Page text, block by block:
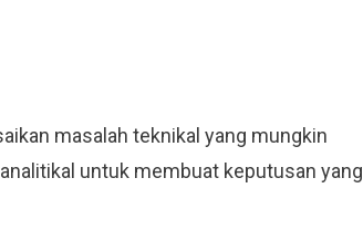
masalah teknikal yang mungkin
untuk membuat keputusan yang